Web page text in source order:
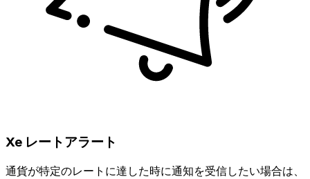
Xe レートアラート
通貨が特定のレートに達した時に通知を受信したい場合は、